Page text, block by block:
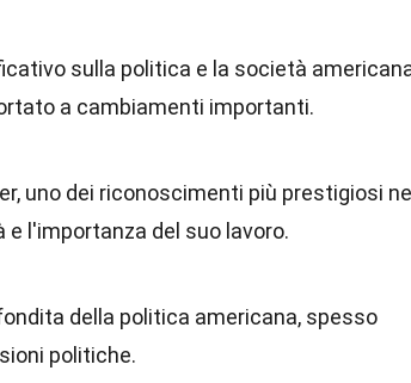
sulla politica e la società
a cambiamenti importanti.
uno dei riconoscimenti più prestigiosi
l'importanza del suo lavoro.
della politica americana, spesso
politiche.